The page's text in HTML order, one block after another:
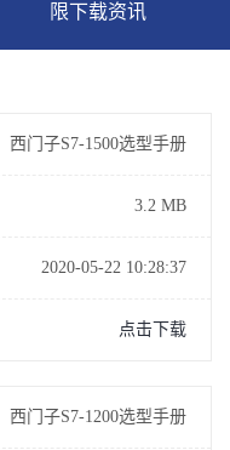
限下载资讯
无限下载
西门子S7-1500选型手册
3.2 MB
2020-05-22 10:28:37
点击下载
西门子S7-1200选型手册